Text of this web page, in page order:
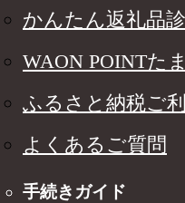
かんたん返礼品
WAON POINTた
ふるさと納税ご
よくあるご質問
手続きガイド